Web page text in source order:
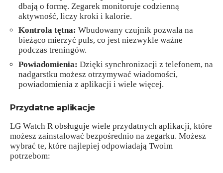
dbają o formę. Zegarek monitoruje codzienną
aktywność, liczy kroki i kalorie.
Kontrola tętna: Wbudowany czujnik pozwala na
bieżąco mierzyć puls, co jest niezwykle ważne
podczas treningów.
Powiadomienia: Dzięki synchronizacji z telefonem, na
nadgarstku możesz otrzymywać wiadomości,
powiadomienia z aplikacji i wiele więcej.
Przydatne aplikacje
LG Watch R obsługuje wiele przydatnych aplikacji, które
możesz zainstalować bezpośrednio na zegarku. Możesz
wybrać te, które najlepiej odpowiadają Twoim
potrzebom: